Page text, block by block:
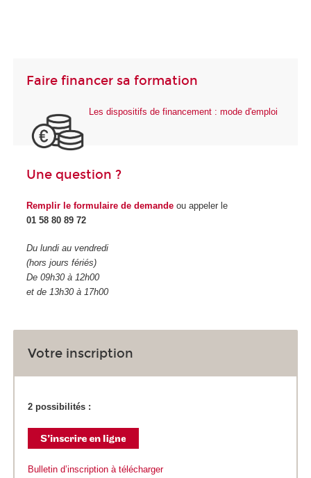
Faire financer sa formation
Les dispositifs de financement : mode d'emploi
Une question ?
Remplir le formulaire de demande ou appeler le
01 58 80 89 72
Du lundi au vendredi
(hors jours fériés)
De 09h30 à 12h00
et de 13h30 à 17h00
Votre inscription
2 possibilités :
Bulletin d’inscription à télécharger